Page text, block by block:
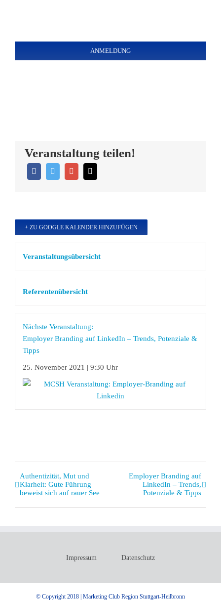
ANMELDUNG
Veranstaltung teilen!
+ ZU GOOGLE KALENDER HINZUFÜGEN
Veranstaltungsübersicht
Referentenübersicht
Nächste Veranstaltung:
Employer Branding auf LinkedIn – Trends, Potenziale &
Tipps
25. November 2021 | 9:30 Uhr
Veranstaltung
Navigation
Authentizität, Mut und
Klarheit: Gute Führung
beweist sich auf rauer See
Employer Branding auf
LinkedIn – Trends,
Potenziale & Tipps
Impressum Datenschutz
© Copyright 2018 | Marketing Club Region Stuttgart-Heilbronn